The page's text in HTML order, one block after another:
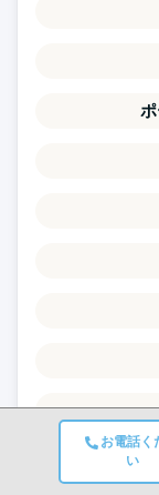
お電話く
い